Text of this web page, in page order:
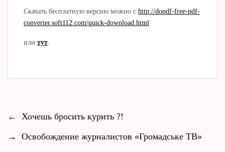
Скачать бесплатную версию можно сhttp://dopdf-free-pdf-
converter.soft112.com/quick-download.html
илитут.
←
Хочешь бросить курить ?!
→
Освобождение журналистов «Громадське ТВ»